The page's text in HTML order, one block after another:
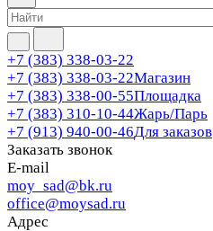
+7 (383) 338-03-22
+7 (383) 338-03-22Магазин
+7 (383) 338-00-55Площадка
+7 (383) 310-10-44Жарь/Парь
+7 (913) 940-00-46Для заказов
Заказать звонок
E-mail
moy_sad@bk.ru
office@moysad.ru
Адрес